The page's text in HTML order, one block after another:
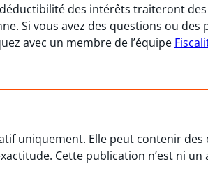
des intérêts traiteront
Si vous avez des questions ou
avec un membre de l’équipe
uniquement. Elle peut contenir des
Cette publication n’est ni